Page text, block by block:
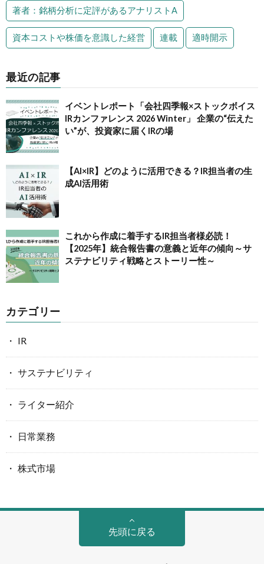
著者：銘柄分析に定評があるアナリストA
資本コストや株価を意識した経営 連載 適時開示
最近の記事
イベントレポート「会社四季報×ストックボイス
IRカンファレンス 2026 Winter」 企業の“伝えた
い”が、投資家に届くIRの場
【AI×IR】どのように活用できる？IR担当者の生
成AI活用術
これから作成に着手するIR担当者様必読！
【2025年】統合報告書の意義と近年の傾向～サ
ステナビリティ戦略とストーリー性～
カテゴリー
IR
サステナビリティ
ライター紹介
日常業務
株式市場
先頭に戻る